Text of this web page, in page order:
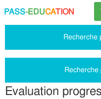
PASS-EDUCATION
Recherche
Recherche
Evaluation